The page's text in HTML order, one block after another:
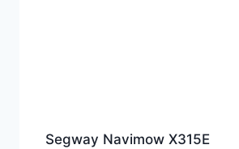
Segway Navimow X315E